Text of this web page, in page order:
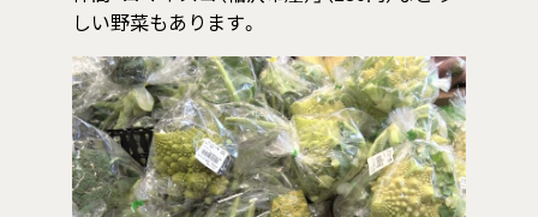
しい野菜もあります。